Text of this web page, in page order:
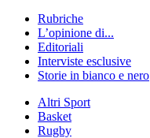
Rubriche
L’opinione di...
Editoriali
Interviste esclusive
Storie in bianco e nero
Altri Sport
Basket
Rugby